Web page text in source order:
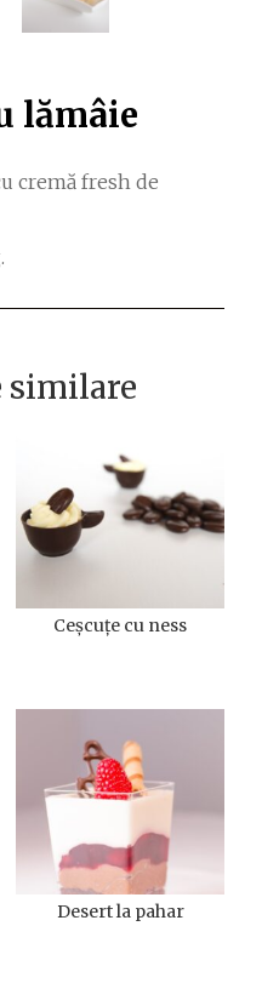
lămâie
cremă fresh de
similare
Ceșcuțe cu ness
Desert la pahar